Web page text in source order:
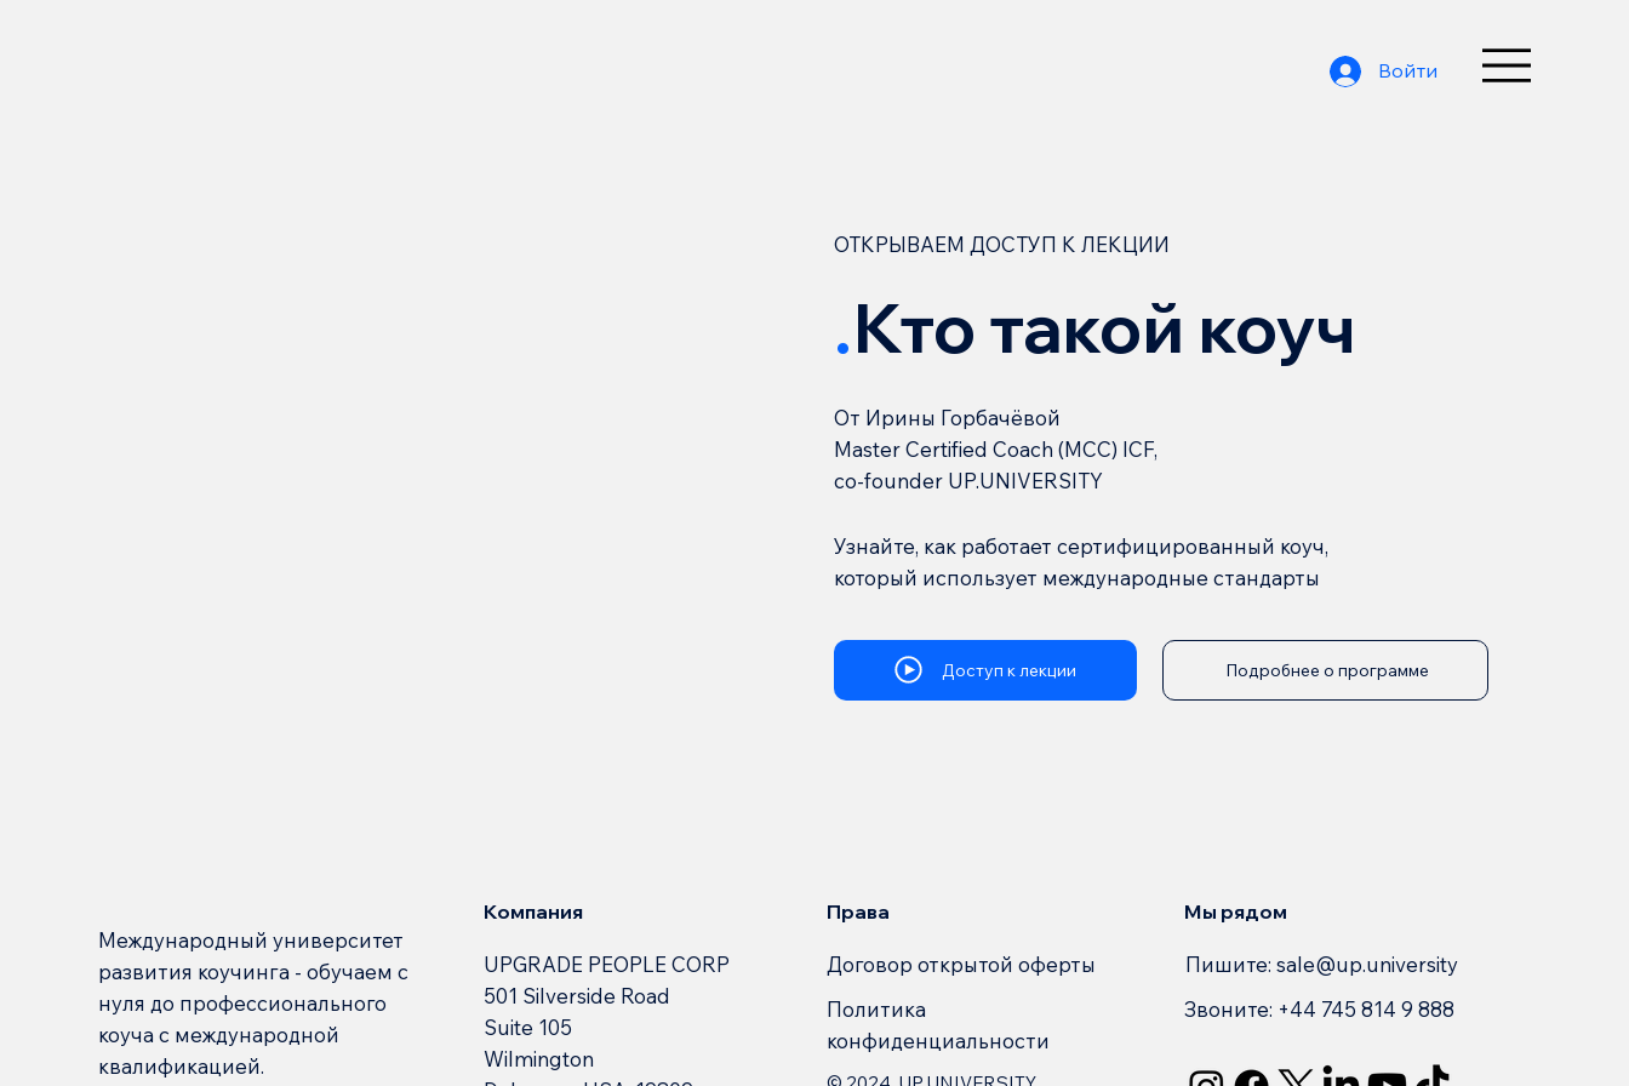
Войти
ОТКРЫВАЕМ ДОСТУП К ЛЕКЦИИ
.Кто такой коуч
От Ирины Горбачёвой
Master Certified Coach (MCC) ICF,
co-founder UP.UNIVERSITY
Узнайте, как работает сертифицированный коуч,
который использует международные стандарты
Доступ к лекции Подробнее о программе
Международный университет
развития коучинга - обучаем с
нуля до профессионального
коуча с международной
квалификацией.
Компания
UPGRADE PEOPLE CORP
501 Silverside Road
Suite 105
Wilmington
Права
Договор открытой оферты
Политика
конфиденциальности
Мы рядом
Пишите: sale@up.university
Звоните: +44 745 814 9 888